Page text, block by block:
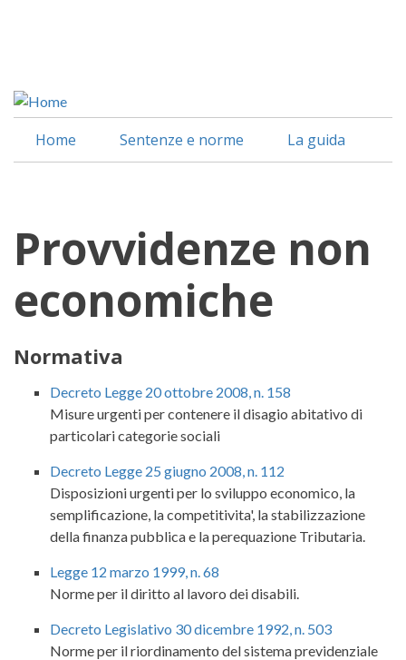
Home Sentenze e norme La guida
Provvidenze non
economiche
Normativa
Decreto Legge 20 ottobre 2008, n. 158
Misure urgenti per contenere il disagio abitativo di
particolari categorie sociali
Decreto Legge 25 giugno 2008, n. 112
Disposizioni urgenti per lo sviluppo economico, la
semplificazione, la competitivita', la stabilizzazione
della finanza pubblica e la perequazione Tributaria.
Legge 12 marzo 1999, n. 68
Norme per il diritto al lavoro dei disabili.
Decreto Legislativo 30 dicembre 1992, n. 503
Norme per il riordinamento del sistema previdenziale